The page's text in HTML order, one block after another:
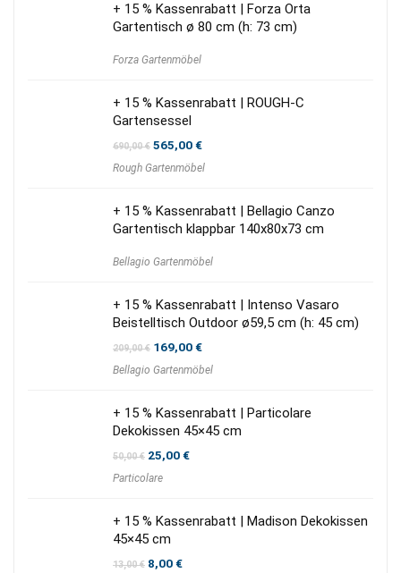
+ 15 % Kassenrabatt | Forza Orta
Gartentisch ø 80 cm (h: 73 cm)
Forza Gartenmöbel
+ 15 % Kassenrabatt | ROUGH-C
Gartensessel
690,00€ Ursprünglicher
war:
565,00€Aktueller
ist:
Rough Gartenmöbel
+ 15 % Kassenrabatt | Bellagio Canzo
Gartentisch klappbar 140x80x73 cm
Bellagio Gartenmöbel
+ 15 % Kassenrabatt | Intenso Vasaro
Beistelltisch Outdoor ø59,5 cm (h: 45 cm)
209,00€ Ursprünglicher
war:
169,00€Aktueller
ist:
Bellagio Gartenmöbel
+ 15 % Kassenrabatt | Particolare
Dekokissen 45×45 cm
50,00€ Ursprünglicher
war:
25,00€Aktueller
Particolare
+ 15 % Kassenrabatt | Madison Dekokissen
45×45 cm
13,00€ Ursprünglicher
8,00€Aktueller